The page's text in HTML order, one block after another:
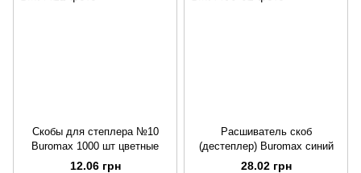
Скобы для степлера №10
Buromax 1000 шт цветные
12.06 грн
Расшиватель скоб
(дестеплер) Buromax синий
28.02 грн